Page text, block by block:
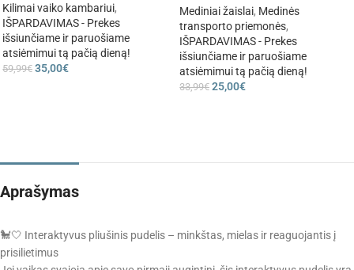
Kilimai vaiko kambariui,
IŠPARDAVIMAS - Prekes
išsiunčiame ir paruošiame
atsiėmimui tą pačią dieną!
59,99€ 35,00€
Mediniai žaislai, Medinės
transporto priemonės,
IŠPARDAVIMAS - Prekes
išsiunčiame ir paruošiame
atsiėmimui tą pačią dieną!
33,99€ 25,00€
Aprašymas
🐩🤍 Interaktyvus pliušinis pudelis – minkštas, mielas ir reaguojantis į
prisilietimus